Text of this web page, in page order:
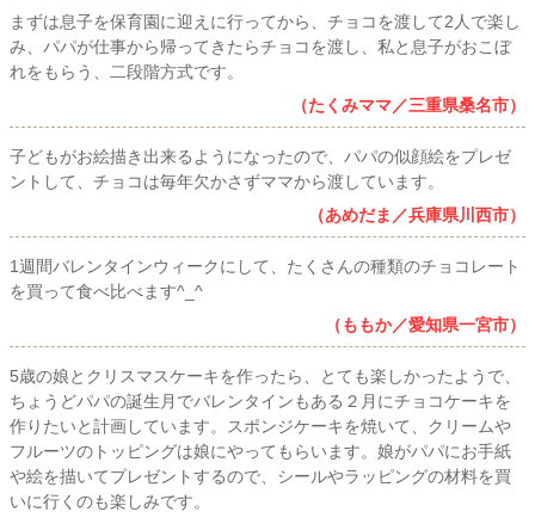
まずは息子を保育園に迎えに行ってから、チョコを渡して2人で楽し
み、パパが仕事から帰ってきたらチョコを渡し、私と息子がおこぼ
れをもらう、二段階方式です。
（たくみママ／三重県桑名市）
子どもがお絵描き出来るようになったので、パパの似顔絵をプレゼ
ントして、チョコは毎年欠かさずママから渡しています。
（あめだま／兵庫県川西市）
1週間バレンタインウィークにして、たくさんの種類のチョコレート
を買って食べ比べます^_^
（ももか／愛知県一宮市）
5歳の娘とクリスマスケーキを作ったら、とても楽しかったようで、
ちょうどパパの誕生月でバレンタインもある２月にチョコケーキを
作りたいと計画しています。スポンジケーキを焼いて、クリームや
フルーツのトッピングは娘にやってもらいます。娘がパパにお手紙
や絵を描いてプレゼントするので、シールやラッピングの材料を買
いに行くのも楽しみです。